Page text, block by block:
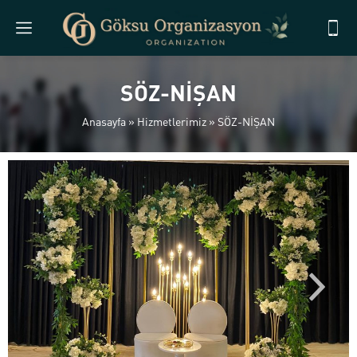
SÖZ-NİŞAN
Anasayfa »Hizmetlerimiz » SÖZ-NİŞAN